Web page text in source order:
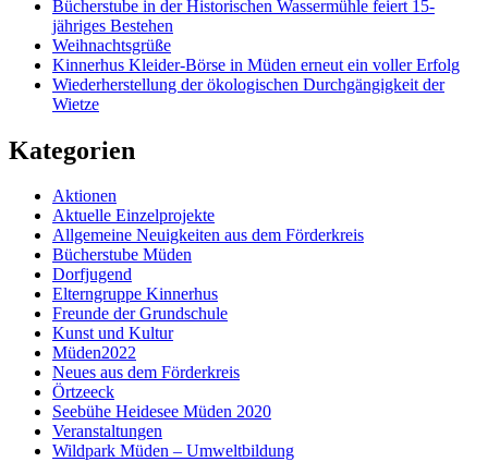
Bücherstube in der Historischen Wassermühle feiert 15-
jähriges Bestehen
Weihnachtsgrüße
Kinnerhus Kleider-Börse in Müden erneut ein voller Erfolg
Wiederherstellung der ökologischen Durchgängigkeit der
Wietze
Kategorien
Aktionen
Aktuelle Einzelprojekte
Allgemeine Neuigkeiten aus dem Förderkreis
Bücherstube Müden
Dorfjugend
Elterngruppe Kinnerhus
Freunde der Grundschule
Kunst und Kultur
Müden2022
Neues aus dem Förderkreis
Örtzeeck
Seebühe Heidesee Müden 2020
Veranstaltungen
Wildpark Müden – Umweltbildung